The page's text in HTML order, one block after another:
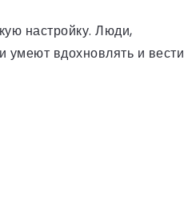
настройку. Люди,
вдохновлять и вести